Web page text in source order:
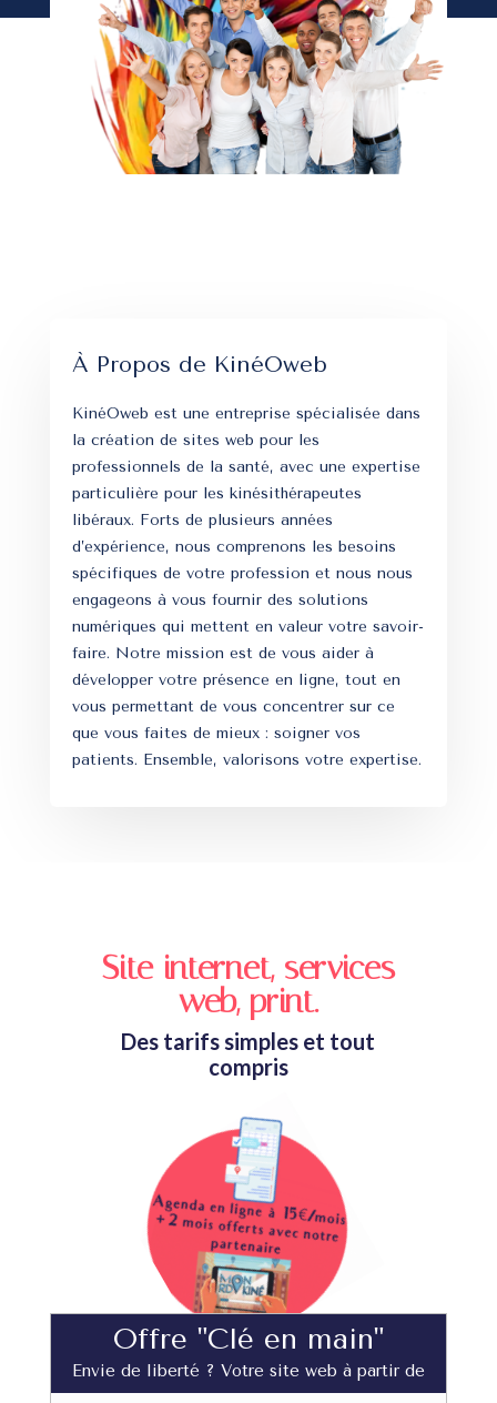
À Propos de KinéOweb
KinéOweb est une entreprise spécialisée dans
la création de sites web pour les
professionnels de la santé, avec une expertise
particulière pour les kinésithérapeutes
libéraux. Forts de plusieurs années
d’expérience, nous comprenons les besoins
spécifiques de votre profession et nous nous
engageons à vous fournir des solutions
numériques qui mettent en valeur votre savoir-
faire. Notre mission est de vous aider à
développer votre présence en ligne, tout en
vous permettant de vous concentrer sur ce
que vous faites de mieux : soigner vos
patients. Ensemble, valorisons votre expertise.
Site internet, services
web, print.
Des tarifs simples et tout
compris
Offre "Clé en main"
Envie de liberté ? Votre site web à partir de